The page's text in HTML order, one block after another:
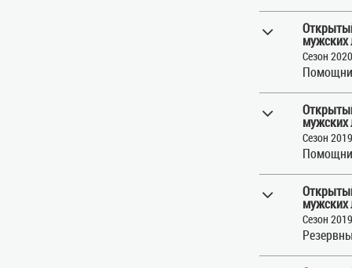
мужских
Сезон
мужских
Сезон
мужских
Сезон